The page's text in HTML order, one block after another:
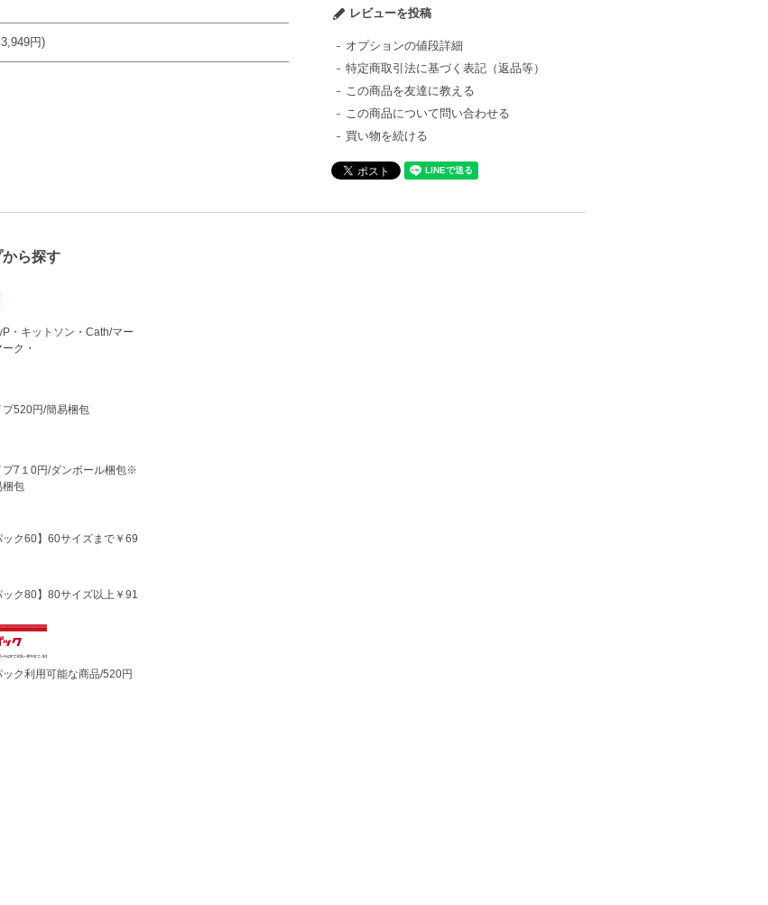
円)
レビューを投稿
オプションの値段詳細
特定商取引法に基づく表記（返品等）
この商品を友達に教える
この商品について問い合わせる
買い物を続ける
ら探す
・キットソン・Cath/マー
ク・
プ520円/簡易梱包
プ7１0円/ダンボール梱包※
梱包
ック60】60サイズまで￥69
ック80】80サイズ以上￥91
ック利用可能な商品/520円